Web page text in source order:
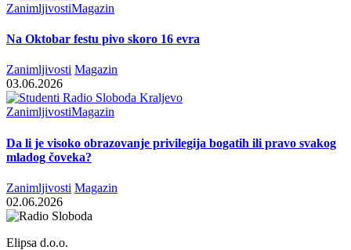
ZanimljivostiMagazin
Na Oktobar festu pivo skoro 16 evra
Zanimljivosti Magazin
03.06.2026
ZanimljivostiMagazin
Da li je visoko obrazovanje privilegija bogatih ili pravo svakog
mladog čoveka?
Zanimljivosti Magazin
02.06.2026
Elipsa d.o.o.